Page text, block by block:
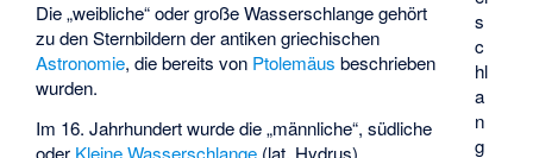
s
c
hl
a
n
g
Die „weibliche“ oder große Wasserschlange gehört
zu den Sternbildern der antiken griechischen
Astronomie, die bereits von Ptolemäus beschrieben
wurden.
Im 16. Jahrhundert wurde die „männliche“, südliche